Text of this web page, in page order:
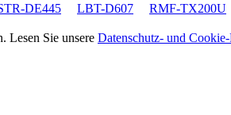
DE445 LBT-D607 RMF-TX200U
Lesen Sie unsere Datenschutz- und